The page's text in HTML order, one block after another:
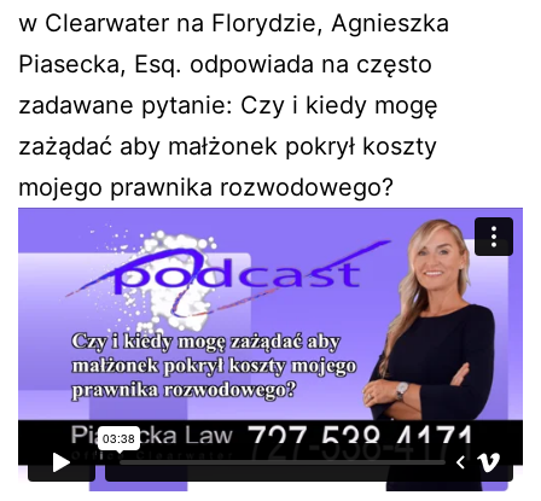
w Clearwater na Florydzie, Agnieszka
Piasecka, Esq. odpowiada na często
zadawane pytanie: Czy i kiedy mogę
zażądać aby małżonek pokrył koszty
mojego prawnika rozwodowego?